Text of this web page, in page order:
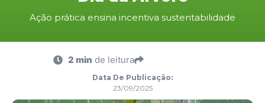
Ação prática ensina incentiva sustentabilidade
2 min de leitura
Data De Publicação:
23/09/2025